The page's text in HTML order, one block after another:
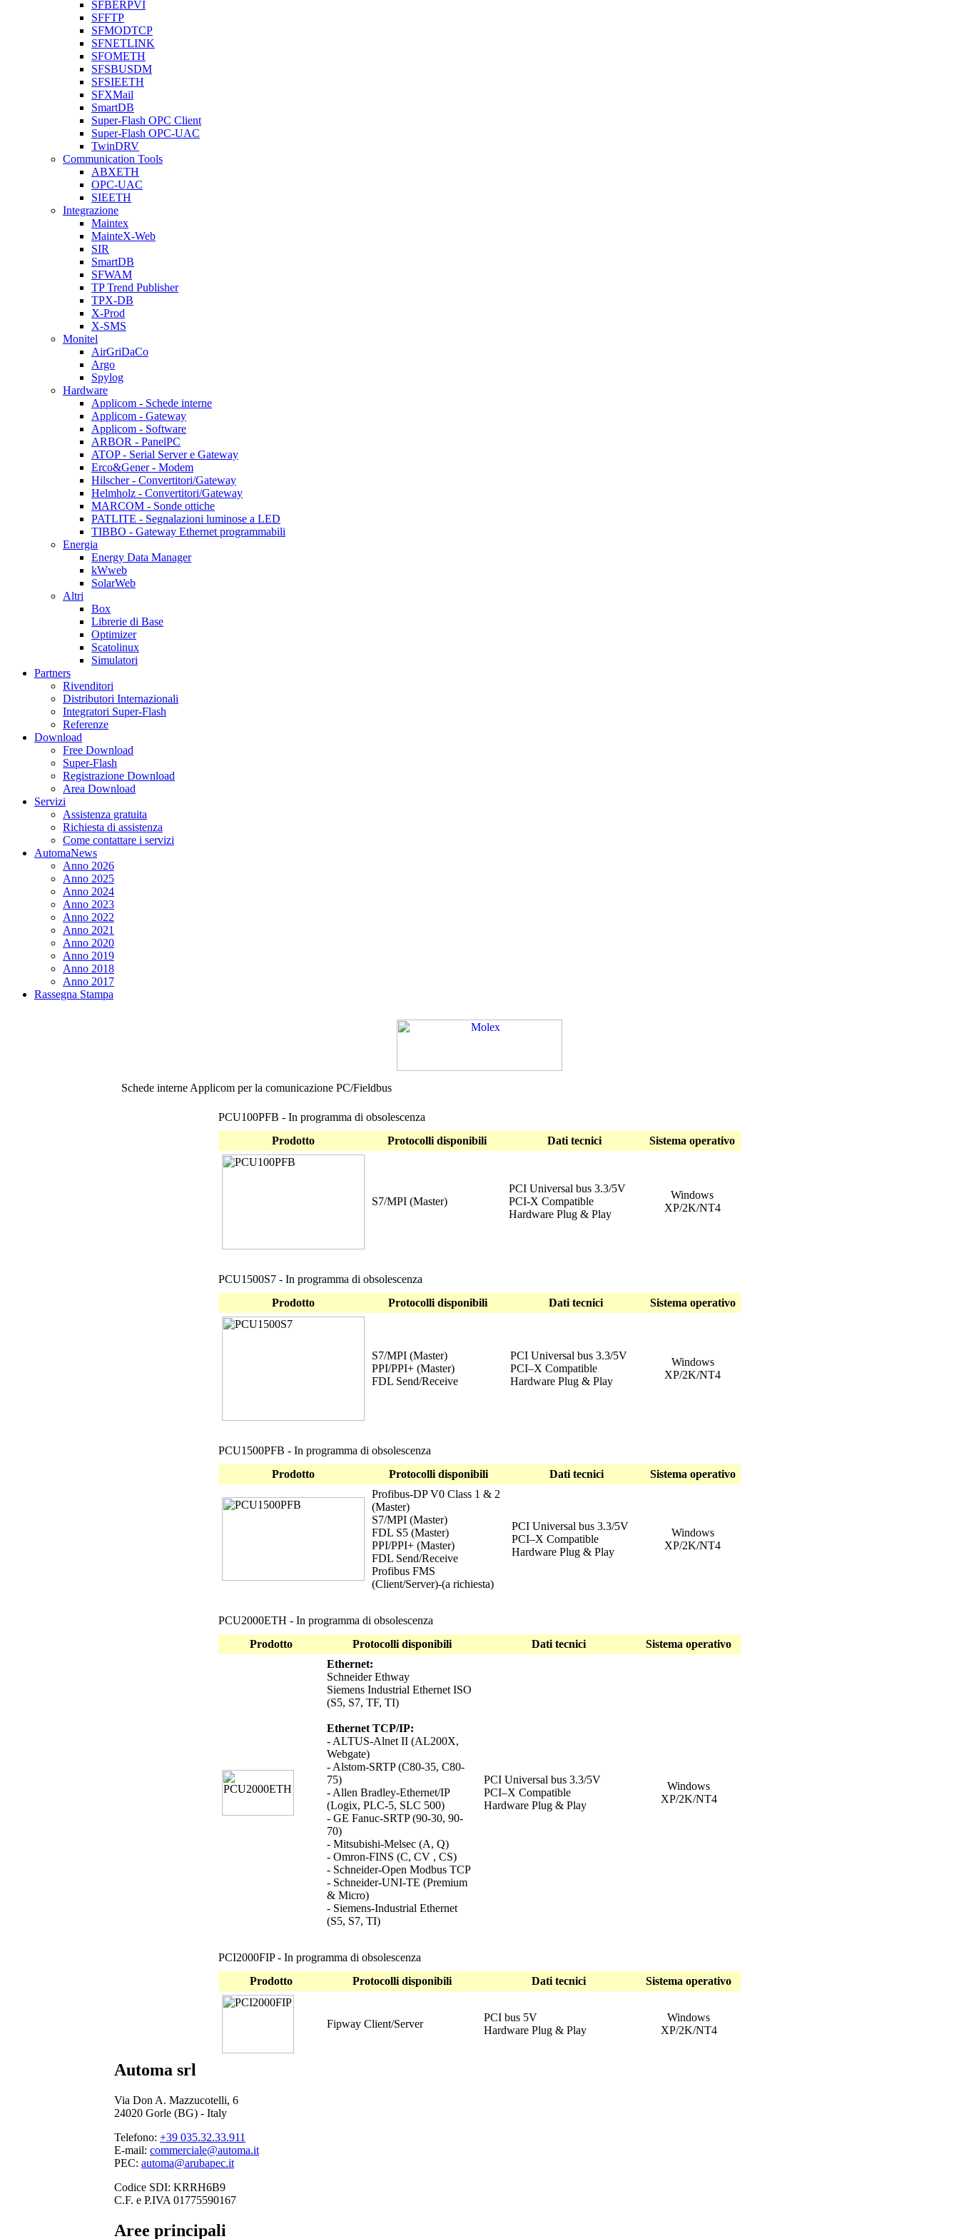
SFBERPVI
SFFTP
SFMODTCP
SFNETLINK
SFOMETH
SFSBUSDM
SFSIEETH
SFXMail
SmartDB
Super-Flash OPC Client
Super-Flash OPC-UAC
TwinDRV
Communication Tools
ABXETH
OPC-UAC
SIEETH
Integrazione
Maintex
MainteX-Web
SIR
SmartDB
SFWAM
TP Trend Publisher
TPX-DB
X-Prod
X-SMS
Monitel
AirGriDaCo
Argo
Spylog
Hardware
Applicom - Schede interne
Applicom - Gateway
Applicom - Software
ARBOR - PanelPC
ATOP - Serial Server e Gateway
Erco&Gener - Modem
Hilscher - Convertitori/Gateway
Helmholz - Convertitori/Gateway
MARCOM - Sonde ottiche
PATLITE - Segnalazioni luminose a LED
TIBBO - Gateway Ethernet programmabili
Energia
Energy Data Manager
kWweb
SolarWeb
Altri
Box
Librerie di Base
Optimizer
Scatolinux
Simulatori
Partners
Rivenditori
Distributori Internazionali
Integratori Super-Flash
Referenze
Download
Free Download
Super-Flash
Registrazione Download
Area Download
Servizi
Assistenza gratuita
Richiesta di assistenza
Come contattare i servizi
AutomaNews
Anno 2026
Anno 2025
Anno 2024
Anno 2023
Anno 2022
Anno 2021
Anno 2020
Anno 2019
Anno 2018
Anno 2017
Rassegna Stampa
Schede interne Applicom per la comunicazione PC/Fieldbus
PCU100PFB - In programma di obsolescenza
Prodotto
Protocolli disponibili Dati tecnici Sistema operativo
S7/MPI (Master)
PCI Universal bus 3.3/5V
PCI-X Compatible
Hardware Plug & Play
Windows
XP/2K/NT4
PCU1500S7 - In programma di obsolescenza
Prodotto
Protocolli disponibili Dati tecnici Sistema operativo
S7/MPI (Master)
PPI/PPI+ (Master)
FDL Send/Receive
PCI Universal bus 3.3/5V
PCI–X Compatible
Hardware Plug & Play
Windows
XP/2K/NT4
PCU1500PFB - In programma di obsolescenza
Prodotto
Protocolli disponibili Dati tecnici
Sistema operativo
Profibus-DP V0 Class 1 & 2
(Master)
S7/MPI (Master)
FDL S5 (Master)
PPI/PPI+ (Master)
FDL Send/Receive
Profibus FMS
(Client/Server)-(a richiesta)
PCI Universal bus 3.3/5V
PCI–X Compatible
Hardware Plug & Play
Windows
XP/2K/NT4
PCU2000ETH - In programma di obsolescenza
Prodotto
Protocolli disponibili Dati tecnici
Sistema operativo
Ethernet:
Schneider Ethway
Siemens Industrial Ethernet ISO
(S5, S7, TF, TI)
Ethernet TCP/IP:
- ALTUS-Alnet II (AL200X,
Webgate)
- Alstom-SRTP (C80-35, C80-
75)
- Allen Bradley-Ethernet/IP
(Logix, PLC-5, SLC 500)
- GE Fanuc-SRTP (90-30, 90-
70)
- Mitsubishi-Melsec (A, Q)
- Omron-FINS (C, CV , CS)
- Schneider-Open Modbus TCP
- Schneider-UNI-TE (Premium
& Micro)
- Siemens-Industrial Ethernet
(S5, S7, TI)
PCI Universal bus 3.3/5V
PCI–X Compatible
Hardware Plug & Play
Windows
XP/2K/NT4
PCI2000FIP - In programma di obsolescenza
Prodotto
Protocolli disponibili Dati tecnici Sistema operativo
Fipway Client/Server
PCI bus 5V
Hardware Plug & Play
Windows
XP/2K/NT4
Automa srl
Via Don A. Mazzucotelli, 6
24020 Gorle (BG) - Italy
Telefono: +39 035.32.33.911
E-mail: commerciale@automa.it
PEC: automa@arubapec.it
Codice SDI: KRRH6B9
C.F. e P.IVA 01775590167
Aree principali